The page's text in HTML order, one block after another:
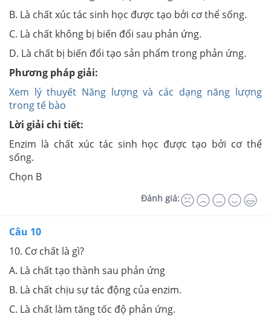
B. Là chất xúc tác sinh học được tạo bởi cơ thể sống.
C. Là chất không bị biến đổi sau phản ứng.
D. Là chất bị biến đổi tạo sản phẩm trong phản ứng.
Phương pháp giải:
Xem lý thuyết Năng lượng và các dạng năng lượng
trong tế bào
Lời giải chi tiết:
Enzim là chất xúc tác sinh học được tạo bởi cơ thể
sống.
Chọn B
Đánh giá:
Câu 10
10. Cơ chất là gì?
A. Là chất tạo thành sau phản ứng
B. Là chất chịu sự tác động của enzim.
C. Là chất làm tăng tốc độ phản ứng.